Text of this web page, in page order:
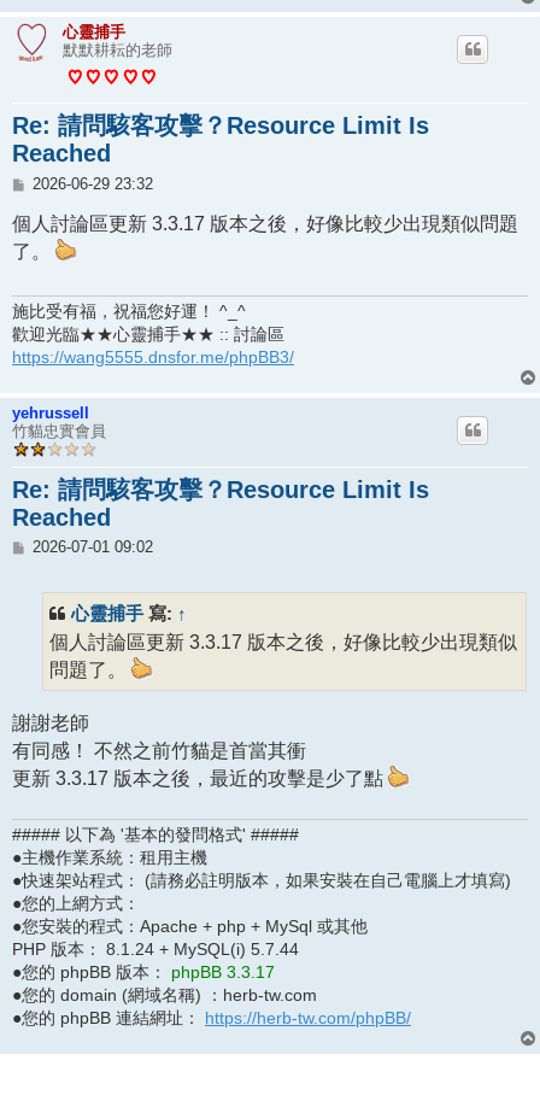
心靈捕手
默默耕耘的老師
Re: 請問駭客攻擊？Resource Limit Is
Reached
文
2026-06-29 23:32
個人討論區更新 3.3.17 版本之後，好像比較少出現類似問題
了。
施比受有福，祝福您好運！ ^_^
歡迎光臨★★心靈捕手★★ :: 討論區
https://wang5555.dnsfor.me/phpBB3/
yehrussell
竹貓忠實會員
Re: 請問駭客攻擊？Resource Limit Is
Reached
文
2026-07-01 09:02
心靈捕手 寫: ↑
個人討論區更新 3.3.17 版本之後，好像比較少出現類似
問題了。
謝謝老師
有同感！ 不然之前竹貓是首當其衝
更新 3.3.17 版本之後，最近的攻擊是少了點
##### 以下為 '基本的發問格式' #####
●主機作業系統：租用主機
●快速架站程式： (請務必註明版本，如果安裝在自己電腦上才填寫)
●您的上網方式：
●您安裝的程式：Apache + php + MySql 或其他
PHP 版本： 8.1.24 + MySQL(i) 5.7.44
●您的 phpBB 版本： phpBB 3.3.17
●您的 domain (網域名稱) ：herb-tw.com
●您的 phpBB 連結網址： https://herb-tw.com/phpBB/